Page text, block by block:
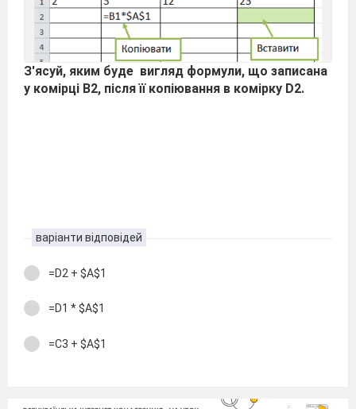
З'ясуй, яким буде вигляд формули, що записана
у комірці В2, після її копіювання в комірку D2.
варіанти відповідей
=D2 + $A$1
=D1 * $A$1
=С3 + $A$1